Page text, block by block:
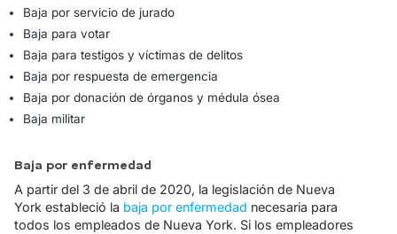
Baja por servicio de jurado
Baja para votar
Baja para testigos y víctimas de delitos
Baja por respuesta de emergencia
Baja por donación de órganos y médula ósea
Baja militar
Baja por enfermedad
A partir del 3 de abril de 2020, la legislación de Nueva
York estableció la baja por enfermedad necesaria para
todos los empleados de Nueva York. Si los empleadores